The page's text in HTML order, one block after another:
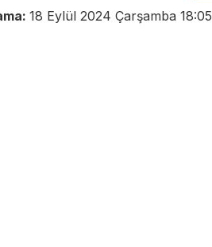
18 Eylül 2024 Çarşamba 18:05